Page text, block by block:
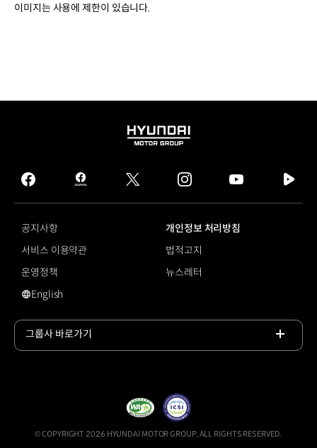
이미지는 사용에 제한이 있습니다.
HYUNDAI
GROUP
facebook
hmg
journal
twitter instagram
tv
공지사항
개인정보 처리방침
서비스 이용약관
법적고지
운영정책
뉴스레터
영문 사이트로 이동
English
그룹사 바로가기
© COPYRIGHT 2026 HYUNDAI MOTOR GROUP, ALL RIGHTS RESERVED.